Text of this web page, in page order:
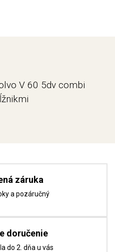
V 60 5dv combi
záruka
a pozáručný
doručenie
do 2. dňa u vás